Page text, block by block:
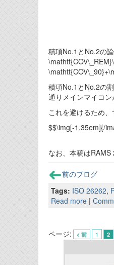
積項No.1とNo.2の
積項No.1とNo.2の
通りメインマイコ
これを避けるため
$$\img[-1.35em]{/
なお、本稿は
前のブログ
Tags: ISO 26262,
Read more |
ページ: < 前 1 2